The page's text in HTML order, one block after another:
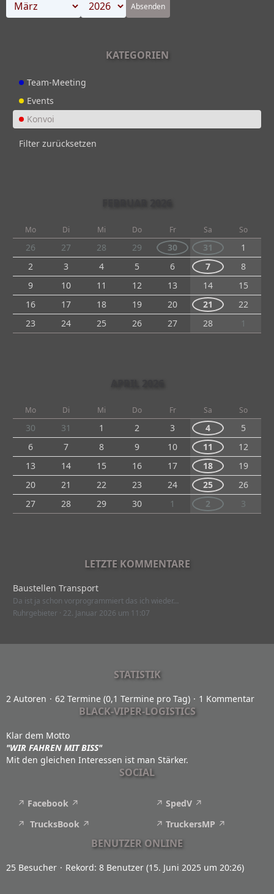
Absenden
KATEGORIEN
Team-Meeting
Events
Konvoi
Filter zurücksetzen
Mo Di Mi Do Fr Sa So
26 27 28 29 30 31
1
2
3 4 5 6 7
8
9
10 11 12 13 14
15
16
17 18 19 20 21
22
23
24 25 26 27 28 1
Mo Di Mi Do Fr Sa So
30 31 1 2 3 4
5
6
7 8 9 10 11
12
13
14 15 16 17 18
19
20
21 22 23 24 25
26
27
28 29 30 1 2 3
LETZTE KOMMENTARE
Baustellen Transport
Da ist ja schon vorprogrammiert das ich wieder…
Ruhrgebieter 22. Januar 2026 um 11:07
STATISTIK
2 Autoren 62 Termine (0,1 Termine pro Tag) 1 Kommentar
BLACK-VIPER-LOGISTICS
Klar dem Motto
"WIR FAHREN MIT BISS"
Mit den gleichen Interessen ist man Stärker.
SOCIAL
Facebook
TrucksBook
SpedV
TruckersMP
BENUTZER ONLINE
25 Besucher Rekord: 8 Benutzer (15. Juni 2025 um 20:26)